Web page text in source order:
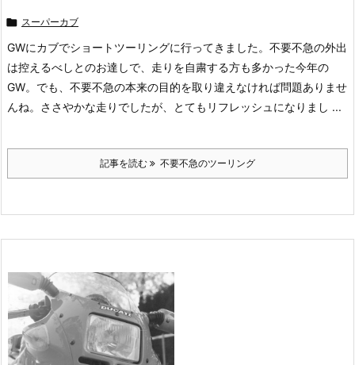
 スーパーカブ
GWにカブでショートツーリングに行ってきました。不要不急の外出
は控えるべしとのお達しで、走りを自粛する方も多かった今年の
GW。でも、不要不急の本来の目的を取り違えなければ問題ありませ
んね。ささやかな走りでしたが、とてもリフレッシュになりまし ...
記事を読む 不要不急のツーリング